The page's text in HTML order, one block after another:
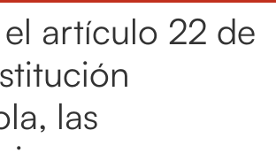
artículo 22 de
las